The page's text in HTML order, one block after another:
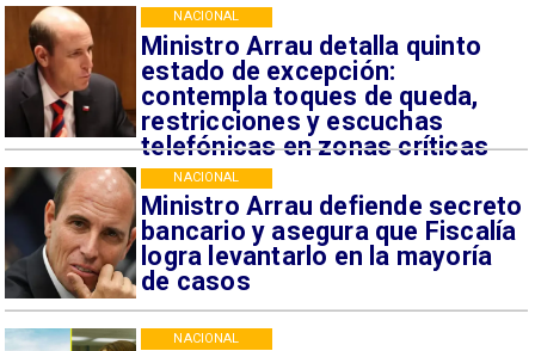
Ministro Arrau detalla quinto
estado de excepción:
contempla toques de queda,
restricciones y escuchas
telefónicas en zonas críticas
NACIONAL
Ministro Arrau defiende secreto
bancario y asegura que Fiscalía
logra levantarlo en la mayoría
de casos
NACIONAL
NACIONAL